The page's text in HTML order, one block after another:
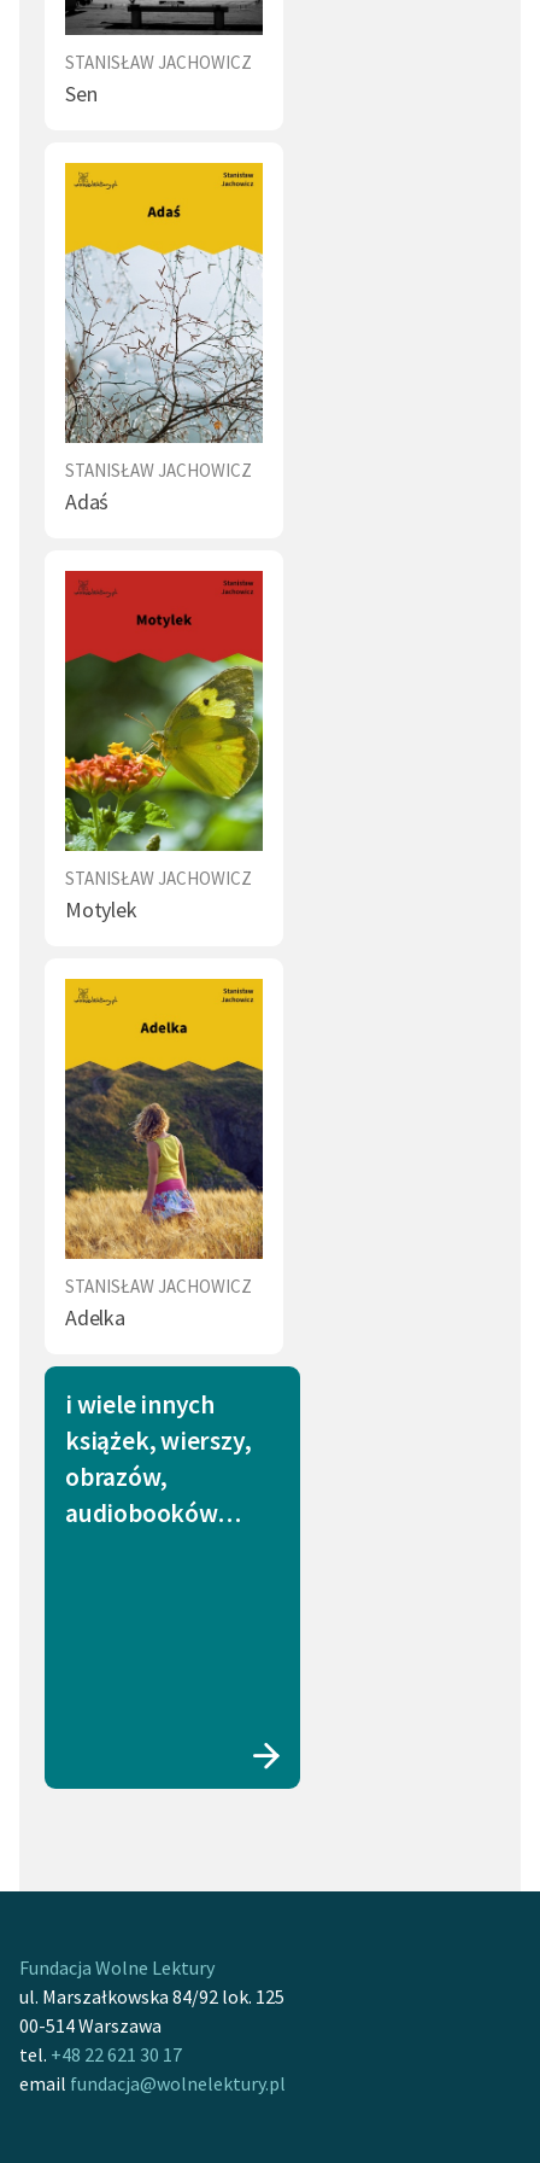
powiastek pt.Bajki i powieści
ukazywały się rozszerzone wydania tego zbioru pod
tym samym tytułem; w 1829 r. zbiór zawierał już 113
powiastek dydaktyczno-moralizatorskich. Publikował
również w periodykach pod własnym nazwiskiem lub
redagował przez rok „Tygodnik dla Dzieci”. W W 1830 r.
przy współudziale Ignacego Chrzanowskiego zaczął
wydawać pierwsze w Europie codzienne pismo dla
dzieci - „Dziennik dla Dzieci”. Publikowane przez niego
gazety i książki miały wychowywać, ale też uczyć
czytania, liczenia i historii.
Zajmował się również opieką społeczną nad dziećmi.
STANISŁAW JACHOWICZ
Sen
STANISŁAW JACHOWICZ
Adaś
STANISŁAW JACHOWICZ
Motylek
STANISŁAW JACHOWICZ
Adelka
i wiele innych
książek, wierszy,
obrazów,
audiobooków…
Fundacja Wolne Lektury
ul. Marszałkowska 84/92 lok. 125
00-514 Warszawa
tel. +48 22 621 30 17
email fundacja@wolnelektury.pl